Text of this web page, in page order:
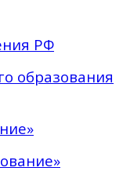
РФ
образования